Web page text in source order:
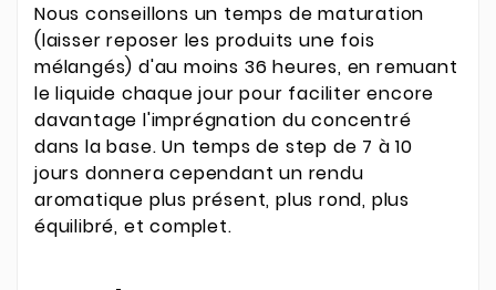
Nous conseillons un temps de maturation
(laisser reposer les produits une fois
mélangés) d'au moins 36 heures, en remuant
le liquide chaque jour pour faciliter encore
davantage l'imprégnation du concentré
dans la base. Un temps de step de 7 à 10
jours donnera cependant un rendu
aromatique plus présent, plus rond, plus
équilibré, et complet.